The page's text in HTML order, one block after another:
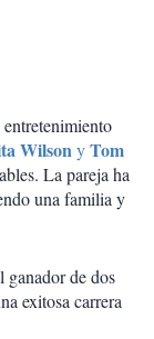
WilsonyTom
La pareja ha
una familia y
ganador de dos
exitosa carrera